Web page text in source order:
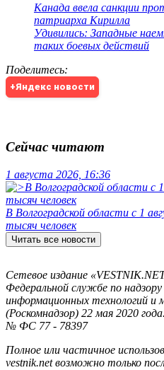
Канада ввела санкции
патриарха Кирилла
Удивились: Западные
таких боевых действий
Поделитесь:
+Яндекс новости
Сейчас читают
1 августа 2026, 16:36
В Волгоградской области с 1
тысяч человек
Читать все новости
Сетевое издание
Федеральной службе по надзору
информационных технологий и
(Роскомнадзор) 22 мая 2020
№ ФС 77 - 78397
Полное или частичное
vestnik.net возможно только